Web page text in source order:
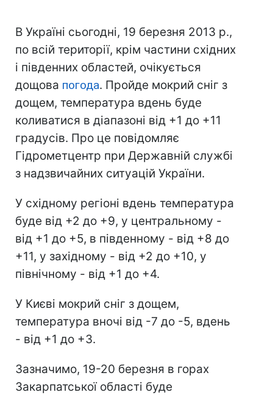
В Україні сьогодні, 19 березня 2013 р.,
по всій території, крім частини східних
і південних областей, очікується
дощова погода. Пройде мокрий сніг з
дощем, температура вдень буде
коливатися в діапазоні від +1 до +11
градусів. Про це повідомляє
Гідрометцентр при Державній службі
з надзвичайних ситуацій України.
У східному регіоні вдень температура
буде від +2 до +9, у центральному -
від +1 до +5, в південному - від +8 до
+11, у західному - від +2 до +10, у
північному - від +1 до +4.
У Києві мокрий сніг з дощем,
температура вночі від -7 до -5, вдень
- від +1 до +3.
Зазначимо, 19-20 березня в горах
Закарпатської області буде